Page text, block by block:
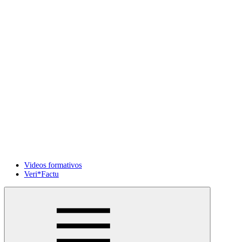
Videos formativos
Veri*Factu